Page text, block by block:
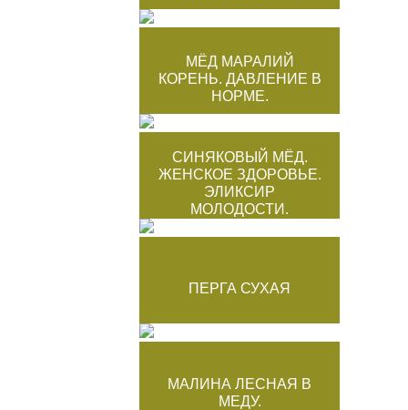
МЁД МАРАЛИЙ
КОРЕНЬ. ДАВЛЕНИЕ В
НОРМЕ.
СИНЯКОВЫЙ МЁД.
ЖЕНСКОЕ ЗДОРОВЬЕ.
ЭЛИКСИР
МОЛОДОСТИ.
ПЕРГА СУХАЯ
МАЛИНА ЛЕСНАЯ В
МЕДУ.